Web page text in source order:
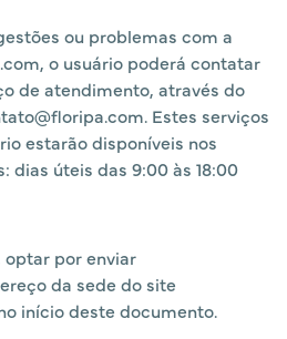
ou problemas com a
o usuário poderá contatar
de atendimento, através do
Estes serviços
estarão disponíveis nos
dias úteis das 9:00 às 18:00
optar por enviar
da sede do site
início deste documento.